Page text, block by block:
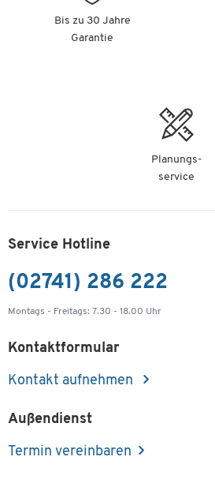
Bis zu 30 Jahre
Garantie
Planungs-
service
Service Hotline
(02741) 286 222
Montags - Freitags: 7.30 - 18.00 Uhr
Kontaktformular
Kontakt aufnehmen
Außendienst
Termin vereinbaren